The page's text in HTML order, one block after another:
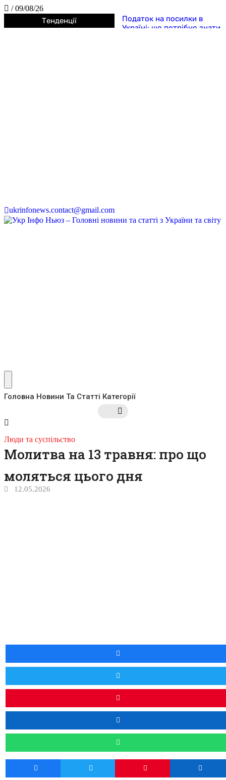
/ 09/08/26
Тенденції
Податок на посилки в
Україні: що потрібно знати
ukrinfonews.contact@gmail.com
Головна Новини Та Статті Категорії
Люди та суспільство
Молитва на 13 травня: про що
моляться цього дня
12.05.2026